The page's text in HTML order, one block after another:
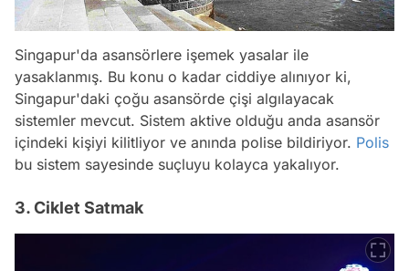
Singapur'da asansörlere işemek yasalar ile
yasaklanmış. Bu konu o kadar ciddiye alınıyor ki,
Singapur'daki çoğu asansörde çişi algılayacak
sistemler mevcut. Sistem aktive olduğu anda asansör
içindeki kişiyi kilitliyor ve anında polise bildiriyor. Polis
bu sistem sayesinde suçluyu kolayca yakalıyor.
3. Ciklet Satmak